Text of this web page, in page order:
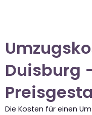
Duisburg
Die Kosten für einen